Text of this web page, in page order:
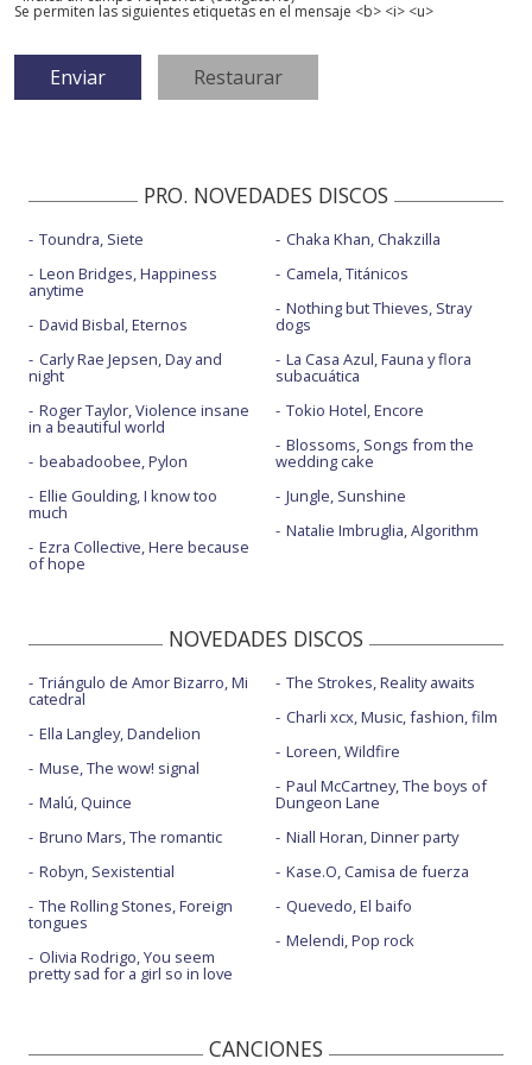
Se permiten las siguientes etiquetas en el mensaje <b> <i> <u>
PRO. NOVEDADES DISCOS
Toundra, Siete
Leon Bridges, Happiness
anytime
David Bisbal, Eternos
Carly Rae Jepsen, Day and
night
Roger Taylor, Violence insane
in a beautiful world
beabadoobee, Pylon
Ellie Goulding, I know too
much
Ezra Collective, Here because
of hope
Chaka Khan, Chakzilla
Camela, Titánicos
Nothing but Thieves, Stray
dogs
La Casa Azul, Fauna y flora
subacuática
Tokio Hotel, Encore
Blossoms, Songs from the
wedding cake
Jungle, Sunshine
Natalie Imbruglia, Algorithm
NOVEDADES DISCOS
Triángulo de Amor Bizarro, Mi
catedral
Ella Langley, Dandelion
Muse, The wow! signal
Malú, Quince
Bruno Mars, The romantic
Robyn, Sexistential
The Rolling Stones, Foreign
tongues
Olivia Rodrigo, You seem
pretty sad for a girl so in love
The Strokes, Reality awaits
Charli xcx, Music, fashion, film
Loreen, Wildfire
Paul McCartney, The boys of
Dungeon Lane
Niall Horan, Dinner party
Kase.O, Camisa de fuerza
Quevedo, El baifo
Melendi, Pop rock
CANCIONES